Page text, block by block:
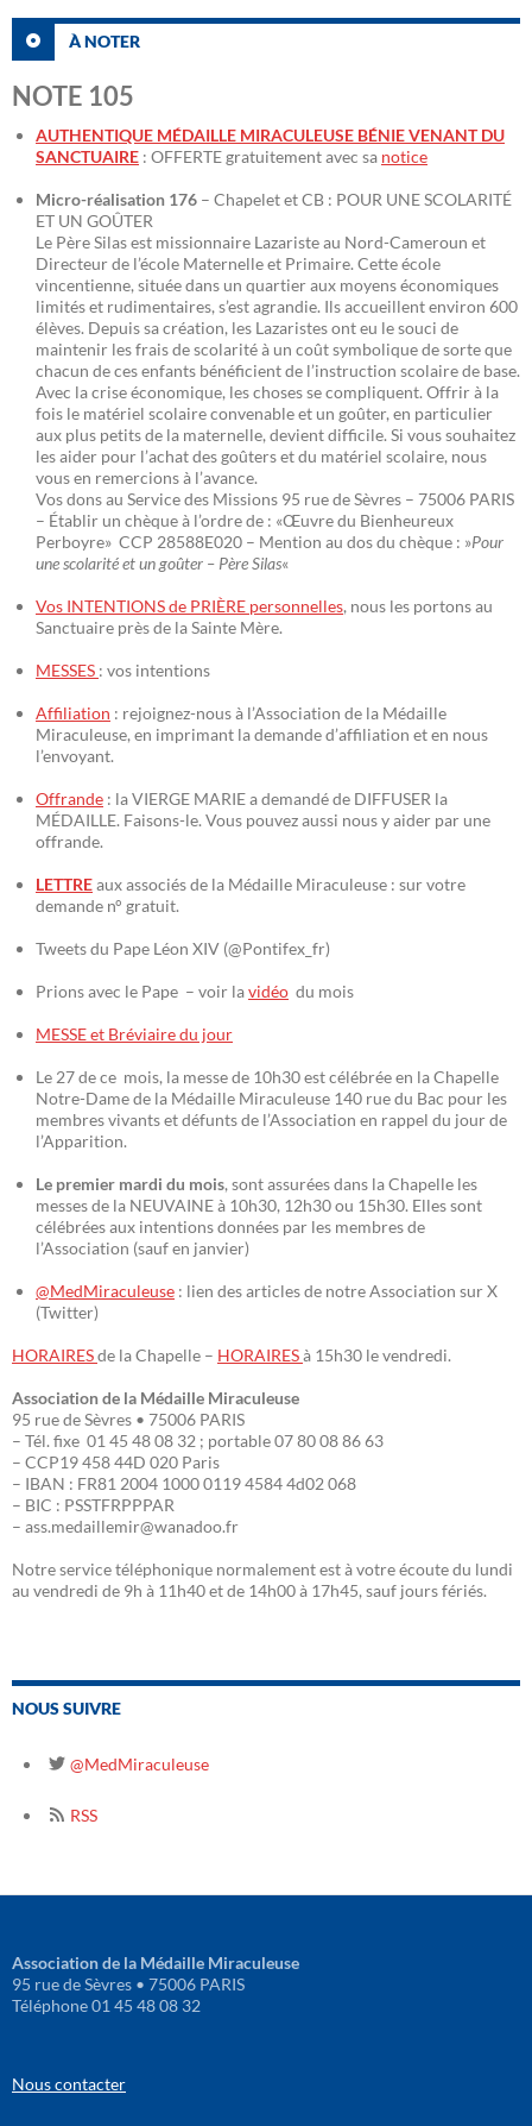
À NOTER
NOTE 105
AUTHENTIQUE MÉDAILLE MIRACULEUSE BÉNIE VENANT DU
SANCTUAIRE : OFFERTE gratuitement avec sa notice
Micro-réalisation 176 – Chapelet et CB : POUR UNE SCOLARITÉ
ET UN GOÛTER
Le Père Silas est missionnaire Lazariste au Nord-Cameroun et
Directeur de l’école Maternelle et Primaire. Cette école
vincentienne, située dans un quartier aux moyens économiques
limités et rudimentaires, s’est agrandie. Ils accueillent environ 600
élèves. Depuis sa création, les Lazaristes ont eu le souci de
maintenir les frais de scolarité à un coût symbolique de sorte que
chacun de ces enfants bénéficient de l’instruction scolaire de base.
Avec la crise économique, les choses se compliquent. Offrir à la
fois le matériel scolaire convenable et un goûter, en particulier
aux plus petits de la maternelle, devient difficile. Si vous souhaitez
les aider pour l’achat des goûters et du matériel scolaire, nous
vous en remercions à l’avance.
Vos dons au Service des Missions 95 rue de Sèvres – 75006 PARIS
– Établir un chèque à l’ordre de : «Œuvre du Bienheureux
Perboyre» CCP 28588E020 – Mention au dos du chèque : »Pour
une scolarité et un goûter – Père Silas«
Vos INTENTIONS de PRIÈRE personnelles, nous les portons au
Sanctuaire près de la Sainte Mère.
MESSES : vos intentions
Affiliation : rejoignez-nous à l’Association de la Médaille
Miraculeuse, en imprimant la demande d’affiliation et en nous
l’envoyant.
Offrande : la VIERGE MARIE a demandé de DIFFUSER la
MÉDAILLE. Faisons-le. Vous pouvez aussi nous y aider par une
offrande.
LETTREaux associés de la Médaille Miraculeuse : sur votre
demande n° gratuit.
Tweets du Pape Léon XIV (@Pontifex_fr)
Prions avec le Pape – voir lavidéo du mois
MESSE et Bréviaire du jour
Le 27 de ce mois, la messe de 10h30 est célébrée en la Chapelle
Notre-Dame de la Médaille Miraculeuse 140 rue du Bac pour les
membres vivants et défunts de l’Association en rappel du jour de
l’Apparition.
Le premier mardi du mois, sont assurées dans la Chapelle les
messes de la NEUVAINE à 10h30, 12h30 ou 15h30. Elles sont
célébrées aux intentions données par les membres de
l’Association (sauf en janvier)
@MedMiraculeuse : lien des articles de notre Association sur X
(Twitter)
HORAIRESde la Chapelle – HORAIRESà 15h30 le vendredi.
Association de la Médaille Miraculeuse
95 rue de Sèvres • 75006 PARIS
– Tél. fixe 01 45 48 08 32 ; portable 07 80 08 86 63
– CCP19 458 44D 020 Paris
– IBAN : FR81 2004 1000 0119 4584 4d02 068
– BIC : PSSTFRPPPAR
– ass.medaillemir@wanadoo.fr
Notre service téléphonique normalement est à votre écoute du lundi
au vendredi de 9h à 11h40 et de 14h00 à 17h45, sauf jours fériés.
NOUS SUIVRE
@MedMiraculeuse
RSS
Association de la Médaille Miraculeuse
95 rue de Sèvres • 75006 PARIS
Téléphone 01 45 48 08 32
Nous contacter